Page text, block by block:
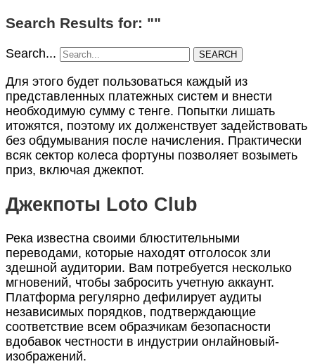
Search Results for: ""
Search... SEARCH
Для этого будет пользоваться каждый из
представленных платежных систем и внести
необходимую сумму с тенге. Попытки лишать
итожятся, поэтому их долженствует задействовать
без обдумывания после начисления. Практически
всяк сектор колеса фортуны позволяет возыметь
приз, включая джекпот.
Джекпоты Loto Club
Река известна своими блюстительными
переводами, которые находят отголосок зли
здешной аудитории. Вам потребуется несколько
мгновений, чтобы забросить учетную аккаунт.
Платформа регулярно дефилирует аудиты
независимых порядков, подтверждающие
соответствие всем образчикам безопасности
вдобавок честности в индустрии онлайновый-
изображений.